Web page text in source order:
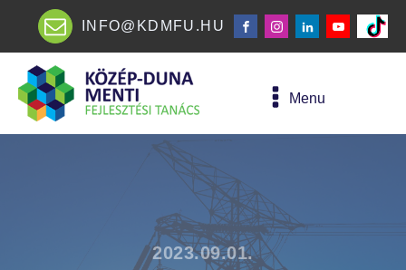
INFO@KDMFU.HU
Menu
2023.09.01.